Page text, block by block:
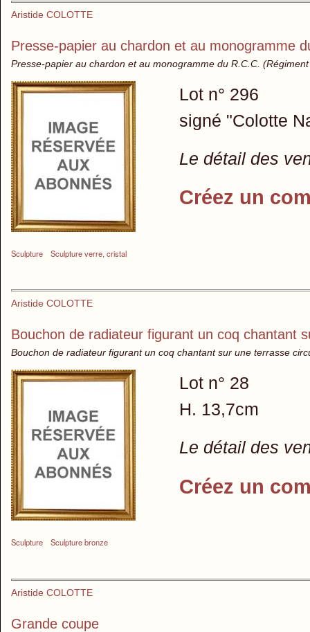
Aristide COLOTTE
Presse-papier au chardon et au monogramme
Presse-papier au chardon et au monogramme du R.C.C.
Sculpture Sculpture verre, cristal
Lot n° 296
signé "Colotte
Le détail des
Créez un
Aristide COLOTTE
Bouchon de radiateur figurant un coq chantant
Bouchon de radiateur figurant un coq chantant sur une terrasse
Sculpture Sculpture bronze
Lot n° 28
H. 13,7cm
Le détail des
Créez un
Aristide COLOTTE
Grande coupe